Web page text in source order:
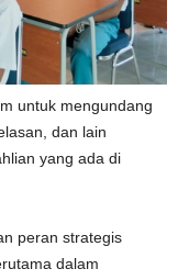
untuk mengundang
dan lain
yang ada di
peran strategis
dalam